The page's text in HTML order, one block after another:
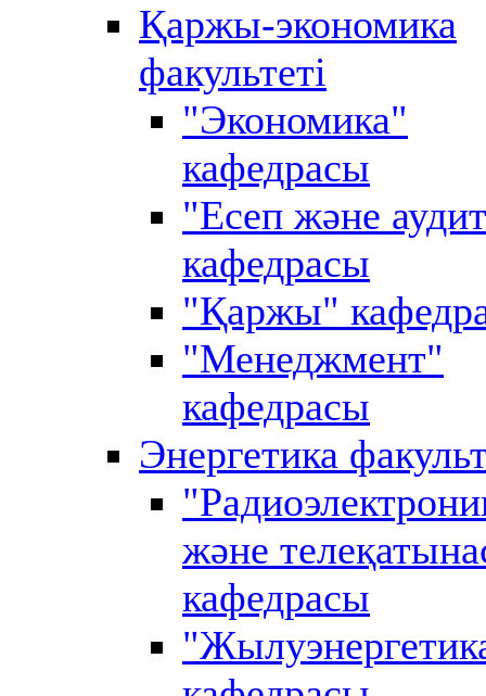
Қаржы-экономика
факультеті
"Экономика"
кафедрасы
"Есеп және
кафедрасы
"Қаржы"
"Менеджмент"
кафедрасы
Энергетика
және
кафедрасы